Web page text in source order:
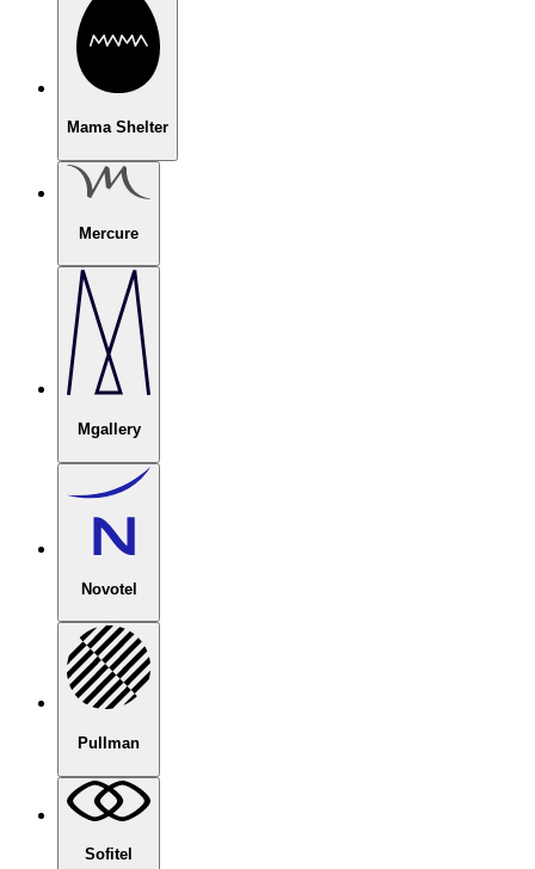
Mama Shelter
Mercure
Mgallery
Novotel
Pullman
Sofitel